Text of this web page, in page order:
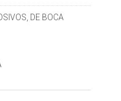
DE BOCA